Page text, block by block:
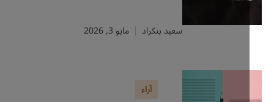
سعيد بنكراد مايو 3, 2026